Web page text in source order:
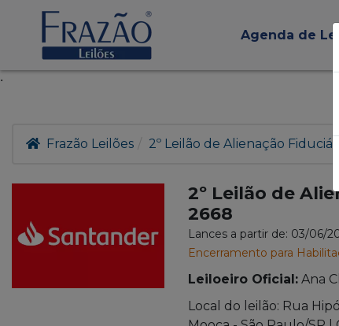
.
Agenda de
Frazão Leilões 2º Leilão de Alienação
2º Leilão de
2668
Lances a partir de: 03/06/
Encerramento para
Leiloeiro Oficial: Ana
Local do leilão: Rua